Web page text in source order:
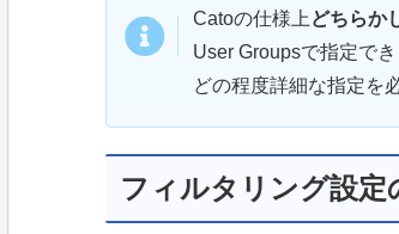
Catoの仕様上 どちらか
User Groupsで指定で
どの程度詳細な指定を
フィルタリング設定